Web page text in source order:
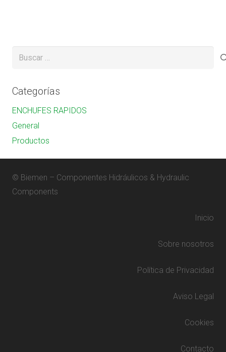
Buscar:
Categorías
ENCHUFES RAPIDOS
General
Productos
© Biemen – Componentes Hidráulicos & Hydraulic
Components
Inicio
Sobre nosotros
Política de Privacidad
Aviso Legal
Cookies
Contacto